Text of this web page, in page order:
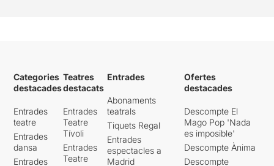
Categories
destacades
Entrades
teatre
Entrades
dansa
Entrades
Teatres
destacats
Entrades
Teatre
Tívoli
Entrades
Teatre
Entrades
Abonaments
teatrals
Tiquets Regal
Entrades
espectacles a
Madrid
Ofertes
destacades
Descompte El
Mago Pop 'Nada
es imposible'
Descompte Ànima
Descompte